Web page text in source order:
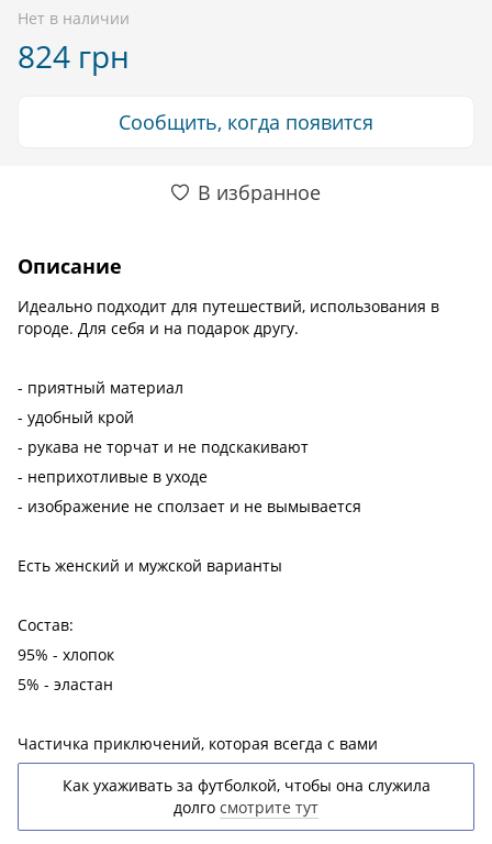
Нет в наличии
824 грн
Сообщить, когда появится
В избранное
Описание
Идеально подходит для путешествий, использования в
городе. Для себя и на подарок другу.
- приятный материал
- удобный крой
- рукава не торчат и не подскакивают
- неприхотливые в уходе
- изображение не сползает и не вымывается
Есть женский и мужской варианты
Состав:
95% - хлопок
5% - эластан
Частичка приключений, которая всегда с вами
Как ухаживать за футболкой, чтобы она служила
долго смотрите тут